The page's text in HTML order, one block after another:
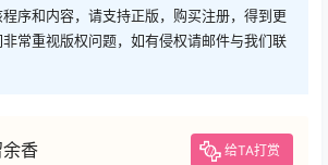
序和内容，请支持正版，购买注册，得到更
常重视版权问题，如有侵权请邮件与我们联
香 给TA打赏